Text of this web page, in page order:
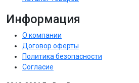
Информация
О компании
Договор оферты
Политика безопасности
Согласие